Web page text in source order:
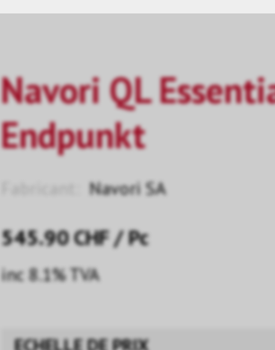
Navori QL
Endpunkt
Navori SA
545.90CHF/ Pc
inc 8.1% TVA